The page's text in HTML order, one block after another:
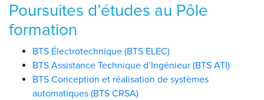
Poursuites d’études au Pôle
formation
BTS Électrotechnique (BTS ELEC)
BTS Assistance Technique d’Ingénieur (BTS ATI)
BTS Conception et réalisation de systèmes
automatiques (BTS CRSA)